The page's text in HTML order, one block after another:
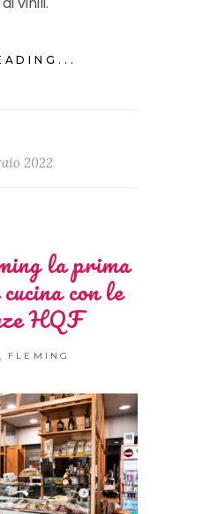
2022
la prima
con le
HQF
FLEMING